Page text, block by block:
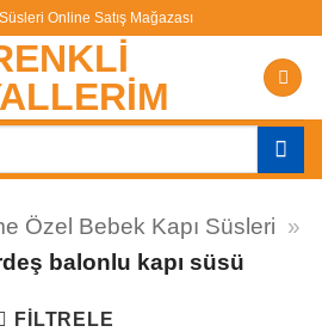
Online Satış Mağazası
Özel Bebek Kapı Süsleri »
balonlu kapı süsü
FILTRELE